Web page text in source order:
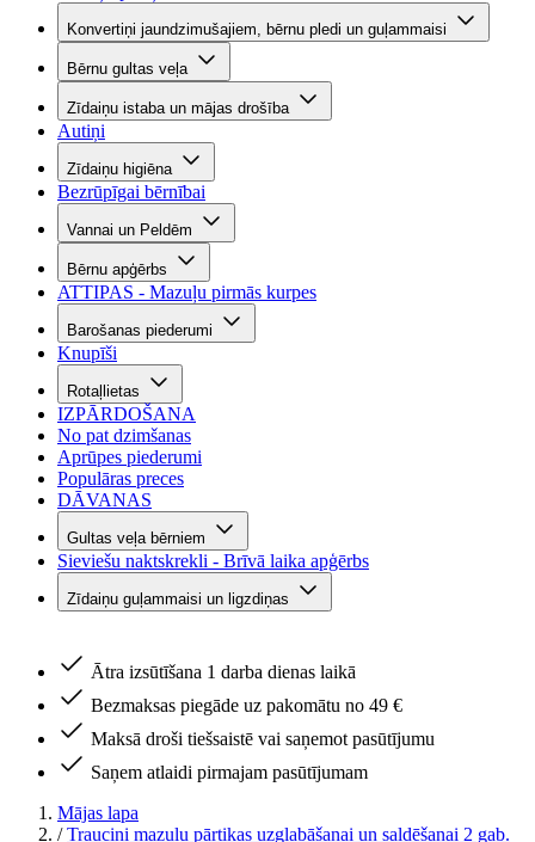
Konvertiņi jaundzimušajiem, bērnu pledi un guļammaisi
Bērnu gultas veļa
Zīdaiņu istaba un mājas drošība
Autiņi
Zīdaiņu higiēna
Bezrūpīgai bērnībai
Vannai un Peldēm
Bērnu apģērbs
ATTIPAS - Mazuļu pirmās kurpes
Barošanas piederumi
Knupīši
Rotaļlietas
IZPĀRDOŠANA
No pat dzimšanas
Aprūpes piederumi
Populāras preces
DĀVANAS
Gultas veļa bērniem
Sieviešu naktskrekli - Brīvā laika apģērbs
Zīdaiņu guļammaisi un ligzdiņas
Ātra izsūtīšana 1 darba dienas laikā
Bezmaksas piegāde uz pakomātu no 49 €
Maksā droši tiešsaistē vai saņemot pasūtījumu
Saņem atlaidi pirmajam pasūtījumam
Mājas lapa
/ Trauciņi mazuļu pārtikas uzglabāšanai un saldēšanai 2 gab.